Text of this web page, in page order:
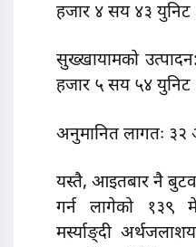
हजार ४ सय ४३ युनिट
सुख्खायामको
हजार ५ सय ५४ युनिट
अनुमानित लागतः ३२
यस्तै, आइतबार नै
गर्न लागेको १३९
मर्स्याङ्दी